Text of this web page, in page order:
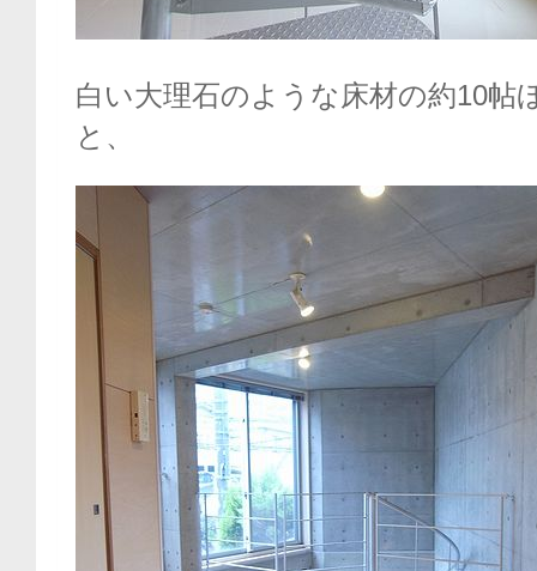
白い大理石のような床材の約10帖
と、